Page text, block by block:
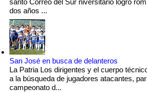
santo Correo del Sur niversitario logró
dos años ...
San José en busca de delanteros
La Patria Los dirigentes y el cuerpo
a la búsqueda de jugadores atacantes,
campeonato d...